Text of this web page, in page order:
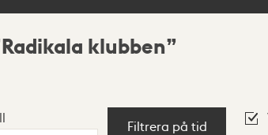
Radikala klubben
Filtrera på tid